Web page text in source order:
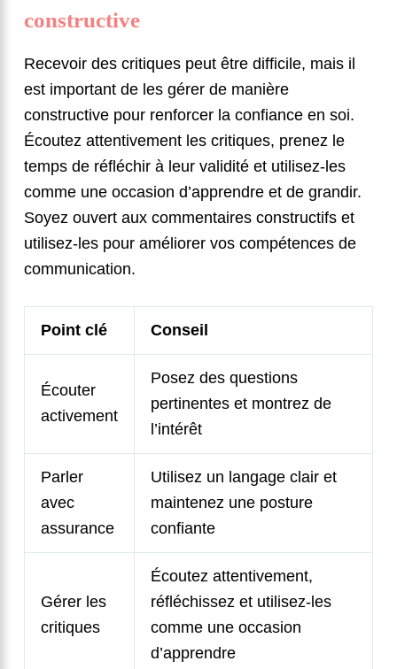
constructive
Recevoir des critiques peut être difficile, mais il
est important de les gérer de manière
constructive pour renforcer la confiance en soi.
Écoutez attentivement les critiques, prenez le
temps de réfléchir à leur validité et utilisez-les
comme une occasion d’apprendre et de grandir.
Soyez ouvert aux commentaires constructifs et
utilisez-les pour améliorer vos compétences de
communication.
Point clé Conseil
Écouter
activement
Posez des questions
pertinentes et montrez de
l’intérêt
Parler
avec
assurance
Utilisez un langage clair et
maintenez une posture
confiante
Gérer les
critiques
Écoutez attentivement,
réfléchissez et utilisez-les
comme une occasion
d’apprendre